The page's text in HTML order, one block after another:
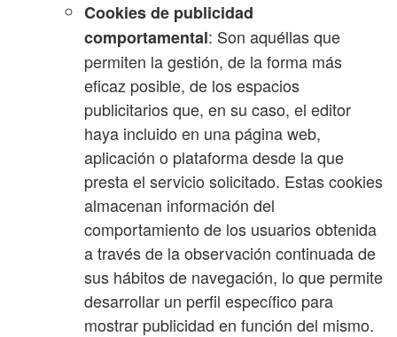
Cookies de publicidad
comportamental: Son aquéllas que
permiten la gestión, de la forma más
eficaz posible, de los espacios
publicitarios que, en su caso, el editor
haya incluido en una página web,
aplicación o plataforma desde la que
presta el servicio solicitado. Estas cookies
almacenan información del
comportamiento de los usuarios obtenida
a través de la observación continuada de
sus hábitos de navegación, lo que permite
desarrollar un perfil específico para
mostrar publicidad en función del mismo.